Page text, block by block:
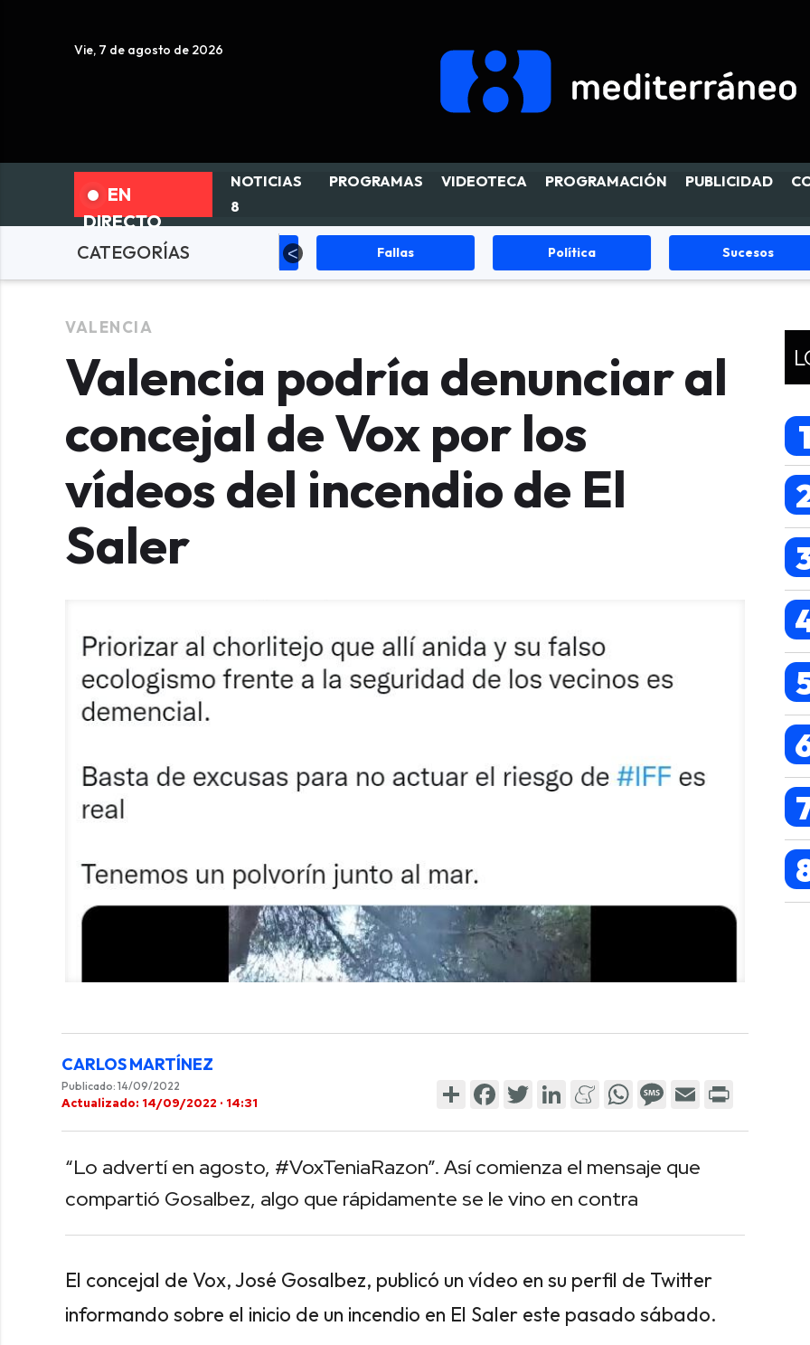
Vie, 7 de agosto de 2026
EN
DIRECTO
NOTICIAS
8
PROGRAMAS VIDEOTECA PROGRAMACIÓN PUBLICIDAD
CATEGORÍASActualidad Fallas Política Sucesos
VALENCIA
Valencia podría denunciar al
concejal de Vox por los
vídeos del incendio de El
Saler
CARLOS MARTÍNEZ
Publicado: 14/09/2022
Actualizado: 14/09/2022 · 14:31
ShareFacebook
TwitterLinkedInMeneame
WhatsApp
Message
Email
“Lo advertí en agosto, #VoxTeniaRazon”. Así comienza el mensaje que
compartió Gosalbez, algo que rápidamente se le vino en contra
El concejal de Vox, José Gosalbez, publicó un vídeo en su perfil de Twitter
informando sobre el inicio de un incendio en El Saler este pasado sábado.
1